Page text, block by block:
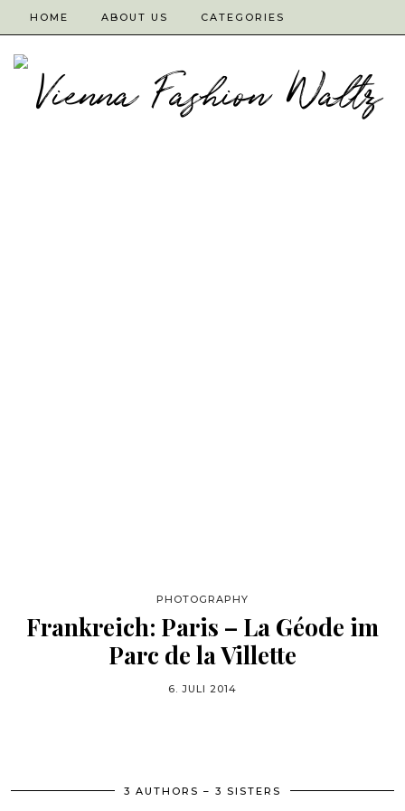
HOME ABOUT US CATEGORIES
PHOTOGRAPHY
Frankreich: Paris – La Géode im
Parc de la Villette
6. JULI 2014
3 AUTHORS – 3 SISTERS